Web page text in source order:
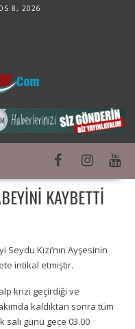
8, 2026
KAYBETTI
Kızı’nın Ayşesinin
intikal etmiştir.
krizi geçirdiği ve
kaldıktan sonra tüm
günü gece 03.00